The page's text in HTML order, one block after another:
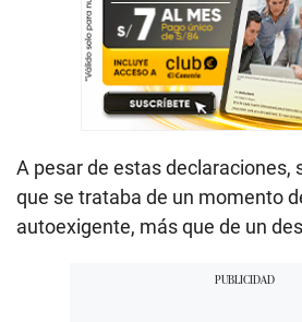
A pesar de estas declaraciones,
que se trataba de un momento
autoexigente, más que de un